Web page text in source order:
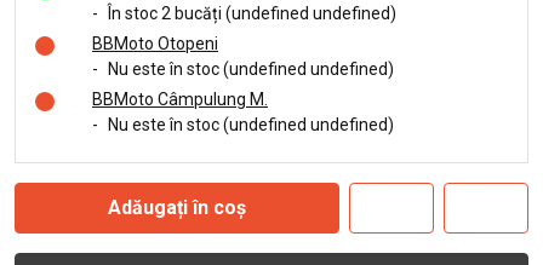
-
În stoc 2 bucăți (undefined undefined)
BBMoto Otopeni
-
Nu este în stoc (undefined undefined)
BBMoto Câmpulung M.
-
Nu este în stoc (undefined undefined)
Adăugați în coș